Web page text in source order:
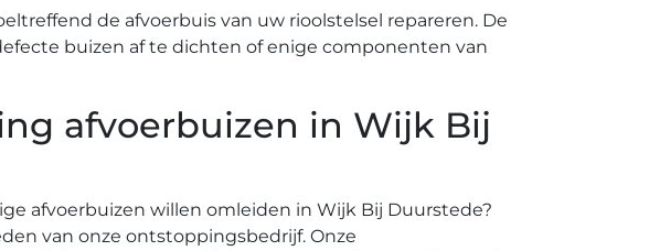
de afvoerbuis van uw rioolstelsel repareren. De
buizen af te dichten of enige componenten van
afvoerbuizen in Wijk Bij
afvoerbuizen willen omleiden in Wijk Bij Duurstede?
van onze ontstoppingsbedrijf. Onze